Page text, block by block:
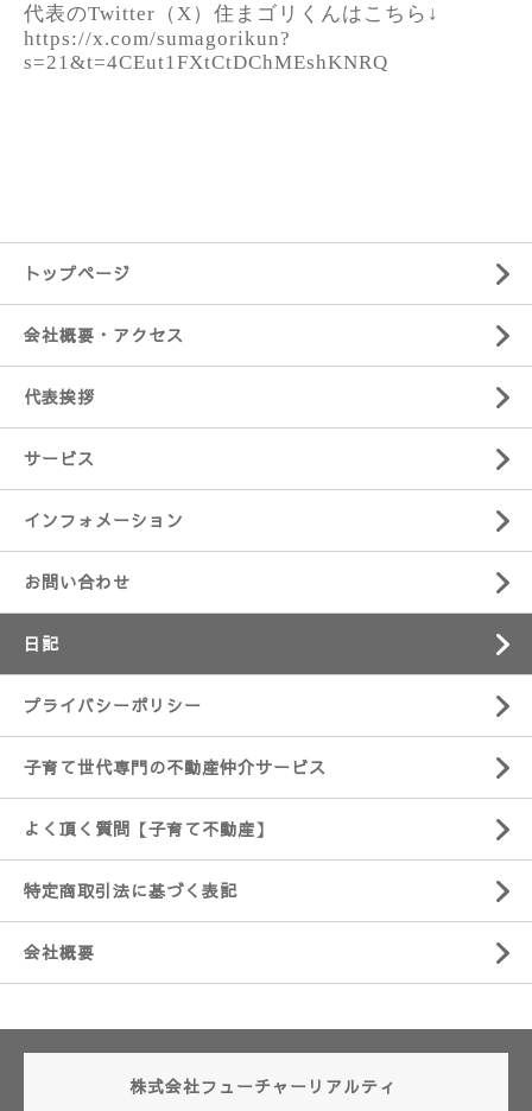
代表のTwitter（X）住まゴリくんはこちら↓
https://x.com/sumagorikun?
s=21&t=4CEut1FXtCtDChMEshKNRQ
トップページ
会社概要・アクセス
代表挨拶
サービス
インフォメーション
お問い合わせ
日記
プライバシーポリシー
子育て世代専門の不動産仲介サービス
よく頂く質問【子育て不動産】
特定商取引法に基づく表記
会社概要
株式会社フューチャーリアルティ